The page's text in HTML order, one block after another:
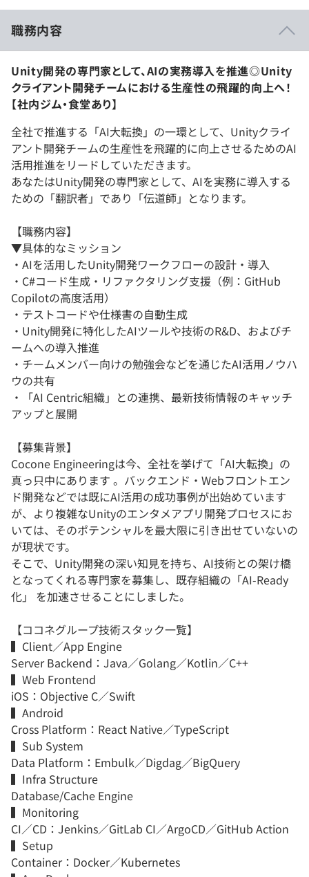
職務内容
Unity開発の専門家として、AIの実務導入を推進◎Unity
クライアント開発チームにおける生産性の飛躍的向上へ！
【社内ジム・食堂あり】
全社で推進する「AI大転換」の一環として、Unityクライ
アント開発チームの生産性を飛躍的に向上させるためのAI
活用推進をリードしていただきます。
あなたはUnity開発の専門家として、AIを実務に導入する
ための「翻訳者」であり「伝道師」となります。
【職務内容】
▼具体的なミッション
・AIを活用したUnity開発ワークフローの設計・導入
・C#コード生成・リファクタリング支援（例：GitHub
Copilotの高度活用）
・テストコードや仕様書の自動生成
・Unity開発に特化したAIツールや技術のR&D、およびチ
ームへの導入推進
・チームメンバー向けの勉強会などを通じたAI活用ノウハ
ウの共有
・「AI Centric組織」との連携、最新技術情報のキャッチ
アップと展開
【募集背景】
Cocone Engineeringは今、全社を挙げて「AI大転換」の
真っ只中にあります 。バックエンド・Webフロントエン
ド開発などでは既にAI活用の成功事例が出始めています
が、より複雑なUnityのエンタメアプリ開発プロセスにお
いては、そのポテンシャルを最大限に引き出せていないの
が現状です。
そこで、Unity開発の深い知見を持ち、AI技術との架け橋
となってくれる専門家を募集し、既存組織の「AI-Ready
化」 を加速させることにしました。
【ココネグループ技術スタック一覧】
▍Client／App Engine
Server Backend：Java／Golang／Kotlin／C++
▍Web Frontend
iOS：Objective C／Swift
▍Android
Cross Platform：React Native／TypeScript
▍Sub System
Data Platform：Embulk／Digdag／BigQuery
▍Infra Structure
Database/Cache Engine
▍Monitoring
CI／CD：Jenkins／GitLab CI／ArgoCD／GitHub Action
▍Setup
Container：Docker／Kubernetes